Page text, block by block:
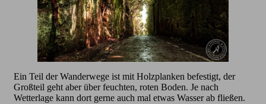
Ein Teil der Wanderwege ist mit Holzplanken befestigt, der
Großteil geht aber über feuchten, roten Boden. Je nach
Wetterlage kann dort gerne auch mal etwas Wasser ab fließen.